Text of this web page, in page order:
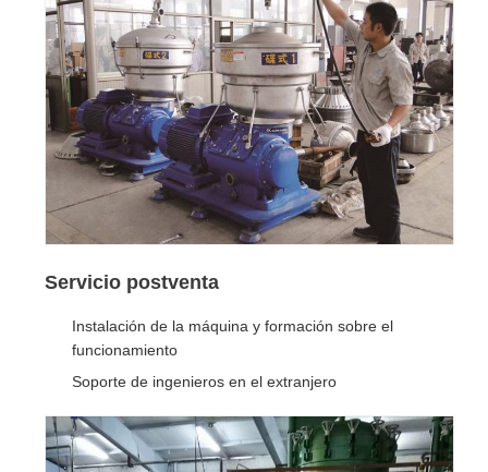
Servicio postventa
Instalación de la máquina y formación sobre el
funcionamiento
Soporte de ingenieros en el extranjero